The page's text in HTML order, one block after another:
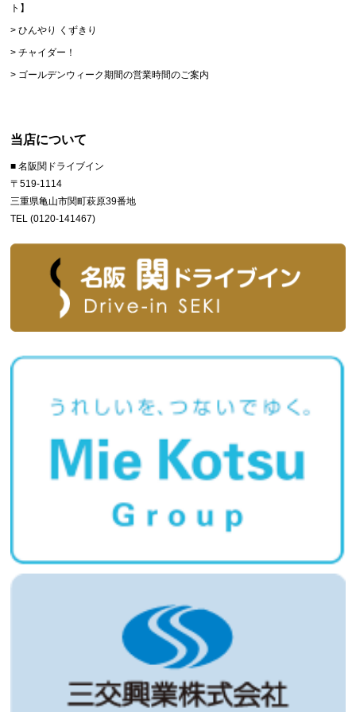
ト】
ひんやり くずきり
チャイダー！
ゴールデンウィーク期間の営業時間のご案内
当店について
■ 名阪関ドライブイン
〒519-1114
三重県亀山市関町萩原39番地
TEL (0120-141467)